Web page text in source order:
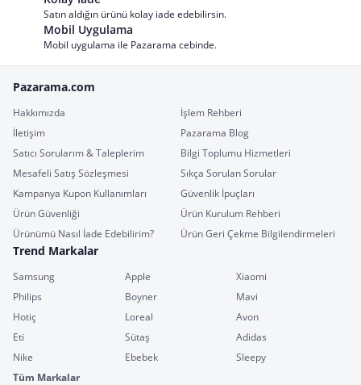
Satın aldığın ürünü kolay iade edebilirsin.
Mobil Uygulama
Mobil uygulama ile Pazarama cebinde.
Pazarama.com
Hakkımızda
İşlem Rehberi
İletişim
Pazarama Blog
Satıcı Sorularım & Taleplerim
Bilgi Toplumu Hizmetleri
Mesafeli Satış Sözleşmesi
Sıkça Sorulan Sorular
Kampanya Kupon Kullanımları
Güvenlik İpuçları
Ürün Güvenliği
Ürün Kurulum Rehberi
Ürünümü Nasıl İade Edebilirim?
Ürün Geri Çekme Bilgilendirmeleri
Trend Markalar
Samsung Apple
Xiaomi
Philips
Boyner
Mavi
Hotiç
Loreal
Avon
Eti
Sütaş
Adidas
Nike
Ebebek
Sleepy
Tüm Markalar